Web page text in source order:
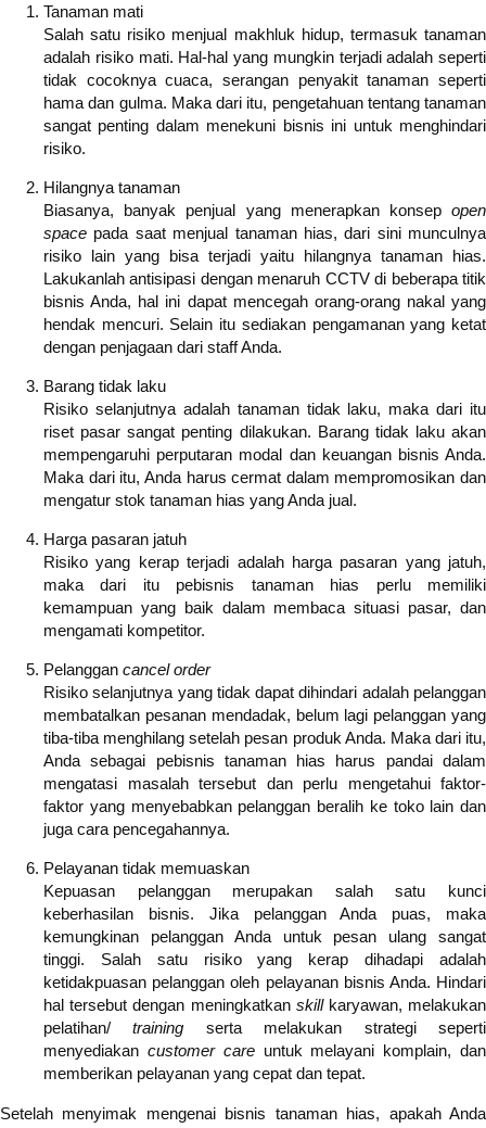
Tanaman mati
Salah satu risiko menjual makhluk hidup, termasuk tanaman
adalah risiko mati. Hal-hal yang mungkin terjadi adalah seperti
tidak cocoknya cuaca, serangan penyakit tanaman seperti
hama dan gulma. Maka dari itu, pengetahuan tentang tanaman
sangat penting dalam menekuni bisnis ini untuk menghindari
risiko.
Hilangnya tanaman
Biasanya, banyak penjual yang menerapkan konsepopen
space pada saat menjual tanaman hias, dari sini munculnya
risiko lain yang bisa terjadi yaitu hilangnya tanaman hias.
Lakukanlah antisipasi dengan menaruh CCTV di beberapa titik
bisnis Anda, hal ini dapat mencegah orang-orang nakal yang
hendak mencuri. Selain itu sediakan pengamanan yang ketat
dengan penjagaan dari staff Anda.
Barang tidak laku
Risiko selanjutnya adalah tanaman tidak laku, maka dari itu
riset pasar sangat penting dilakukan. Barang tidak laku akan
mempengaruhi perputaran modal dan keuangan bisnis Anda.
Maka dari itu, Anda harus cermat dalam mempromosikan dan
mengatur stok tanaman hias yang Anda jual.
Harga pasaran jatuh
Risiko yang kerap terjadi adalah harga pasaran yang jatuh,
maka dari itu pebisnis tanaman hias perlu memiliki
kemampuan yang baik dalam membaca situasi pasar, dan
mengamati kompetitor.
Pelanggan cancel order
Risiko selanjutnya yang tidak dapat dihindari adalah pelanggan
membatalkan pesanan mendadak, belum lagi pelanggan yang
tiba-tiba menghilang setelah pesan produk Anda. Maka dari itu,
Anda sebagai pebisnis tanaman hias harus pandai dalam
mengatasi masalah tersebut dan perlu mengetahui faktor-
faktor yang menyebabkan pelanggan beralih ke toko lain dan
juga cara pencegahannya.
Pelayanan tidak memuaskan
Kepuasan pelanggan merupakan salah satu kunci
keberhasilan bisnis. Jika pelanggan Anda puas, maka
kemungkinan pelanggan Anda untuk pesan ulang sangat
tinggi. Salah satu risiko yang kerap dihadapi adalah
ketidakpuasan pelanggan oleh pelayanan bisnis Anda. Hindari
hal tersebut dengan meningkatkan skillkaryawan, melakukan
pelatihan/training serta melakukan strategi seperti
menyediakan customer careuntuk melayani komplain, dan
memberikan pelayanan yang cepat dan tepat.
Setelah menyimak mengenai bisnis tanaman hias, apakah Anda